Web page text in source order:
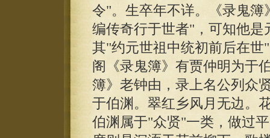
令"。生卒年不详。《录鬼
编传奇行于世者"，可知他
其"约元世祖中统初前后在
阁《录鬼簿》有贾仲明为于
簿》老钟由，录上名公列众
于伯渊。翠红乡风月无边。
伯渊属于"众贤"一类，做过